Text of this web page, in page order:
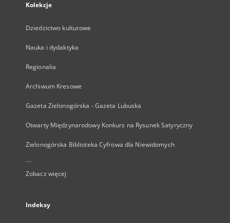
Kolekcje
Dziedzictwo kulturowe
Nauka i dydaktyka
Regionalia
Archiwum Kresowe
Gazeta Zielonogórska - Gazeta Lubuska
Otwarty Międzynarodowy Konkurs na Rysunek Satyryczny
Zielonogórska Biblioteka Cyfrowa dla Niewidomych
...
Zobacz więcej
Indeksy